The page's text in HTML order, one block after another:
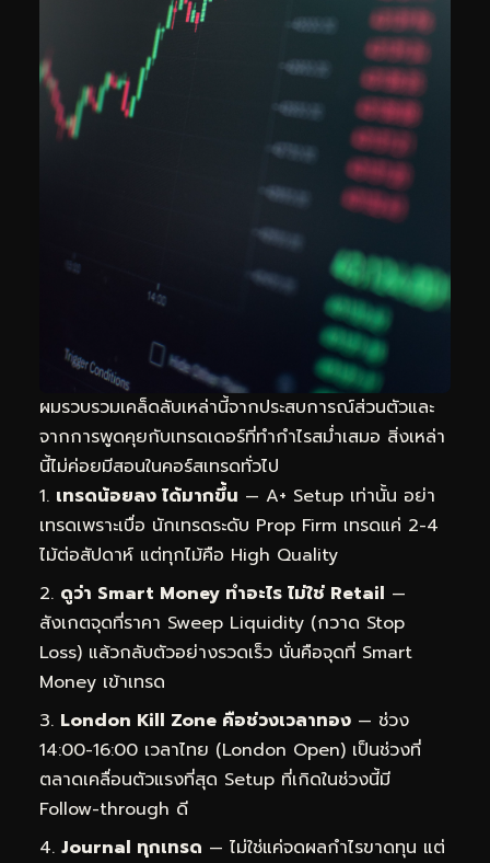
ผมรวบรวมเคล็ดลับเหล่านี้จากประสบการณ์ส่วนตัวและ
จากการพูดคุยกับเทรดเดอร์ที่ทำกำไรสม่ำเสมอ สิ่งเหล่า
นี้ไม่ค่อยมีสอนในคอร์สเทรดทั่วไป
เทรดน้อยลง ได้มากขึ้น — A+ Setup เท่านั้น อย่า
เทรดเพราะเบื่อ นักเทรดระดับ Prop Firm เทรดแค่ 2-4
ไม้ต่อสัปดาห์ แต่ทุกไม้คือ High Quality
ดูว่า Smart Money ทำอะไร ไม่ใช่ Retail —
สังเกตจุดที่ราคา Sweep Liquidity (กวาด Stop
Loss) แล้วกลับตัวอย่างรวดเร็ว นั่นคือจุดที่ Smart
Money เข้าเทรด
London Kill Zone คือช่วงเวลาทอง — ช่วง
14:00-16:00 เวลาไทย (London Open) เป็นช่วงที่
ตลาดเคลื่อนตัวแรงที่สุด Setup ที่เกิดในช่วงนี้มี
Follow-through ดี
Journal ทุกเทรด — ไม่ใช่แค่จดผลกำไรขาดทุน แต่